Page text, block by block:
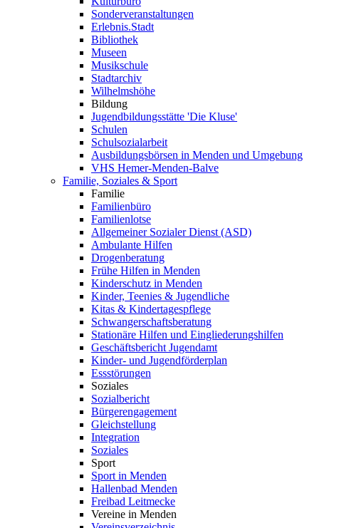
Sonderveranstaltungen
Erlebnis.Stadt
Bibliothek
Museen
Musikschule
Stadtarchiv
Wilhelmshöhe
Bildung
Jugendbildungsstätte 'Die Kluse'
Schulen
Schulsozialarbeit
Ausbildungsbörsen in Menden und Umgebung
VHS Hemer-Menden-Balve
Familie, Soziales & Sport
Familie
Familienbüro
Familienlotse
Allgemeiner Sozialer Dienst (ASD)
Ambulante Hilfen
Drogenberatung
Frühe Hilfen in Menden
Kinderschutz in Menden
Kinder, Teenies & Jugendliche
Kitas & Kindertagespflege
Schwangerschaftsberatung
Stationäre Hilfen und Eingliederungshilfen
Geschäftsbericht Jugendamt
Kinder- und Jugendförderplan
Essstörungen
Soziales
Sozialbericht
Bürgerengagement
Gleichstellung
Integration
Soziales
Sport
Sport in Menden
Hallenbad Menden
Freibad Leitmecke
Vereine in Menden